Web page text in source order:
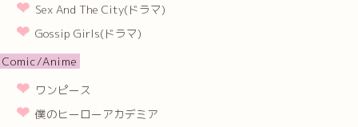
Sex And The City(ドラマ)
Gossip Girls(ドラマ)
Comic/Anime
ワンピース
僕のヒーローアカデミア